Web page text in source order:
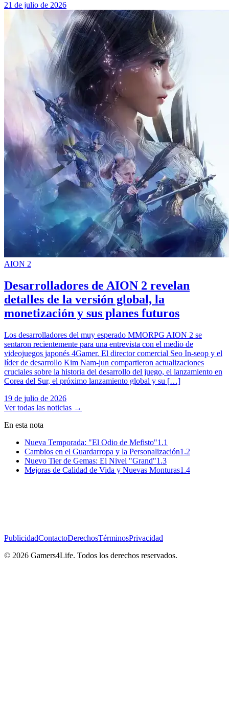
21 de julio de 2026
AION 2
Desarrolladores de AION 2 revelan
detalles de la versión global, la
monetización y sus planes futuros
Los desarrolladores del muy esperado MMORPG AION 2 se
sentaron recientemente para una entrevista con el medio de
videojuegos japonés 4Gamer. El director comercial Seo In-seop y el
líder de desarrollo Kim Nam-jun compartieron actualizaciones
cruciales sobre la historia del desarrollo del juego, el lanzamiento en
Corea del Sur, el próximo lanzamiento global y su […]
19 de julio de 2026
Ver todas las noticias →
En esta nota
Nueva Temporada: "El Odio de Mefisto"1.1
Cambios en el Guardarropa y la Personalización1.2
Nuevo Tier de Gemas: El Nivel "Grand"1.3
Mejoras de Calidad de Vida y Nuevas Monturas1.4
PublicidadContactoDerechosTérminosPrivacidad
© 2026 Gamers4Life. Todos los derechos reservados.